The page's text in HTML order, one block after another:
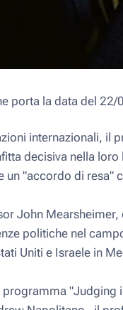
porta la data del
internazionali, il
decisiva nella
un "accordo di resa"
John
politiche nel
Uniti e Israele in
programma "Judging